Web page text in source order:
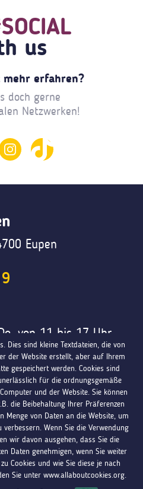
us
mehr erfahren?
doch gerne
Netzwerken!
Eupen
von 11 bis 17 Uhr
auf Termin auch außerhalb
Vith
4780 St.Vith
Dies sind kleine Textdateien, die von
der Website erstellt, aber auf Ihrem
gespeichert werden. Cookies sind
für die ordnungsgemäße
und der Website. Sie können
die Beibehaltung Ihrer Präferenzen
Menge von Daten an die Website, um
Wenn Sie die Verwendung
wir davon ausgehen, dass Sie die
Daten genehmigen, wenn Sie weiter
Cookies und wie Sie diese je nach
Sie unter www.allaboutcookies.org.